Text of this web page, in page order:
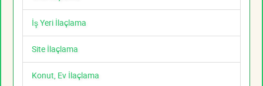
İş Yeri İlaçlama
Site İlaçlama
Konut, Ev İlaçlama